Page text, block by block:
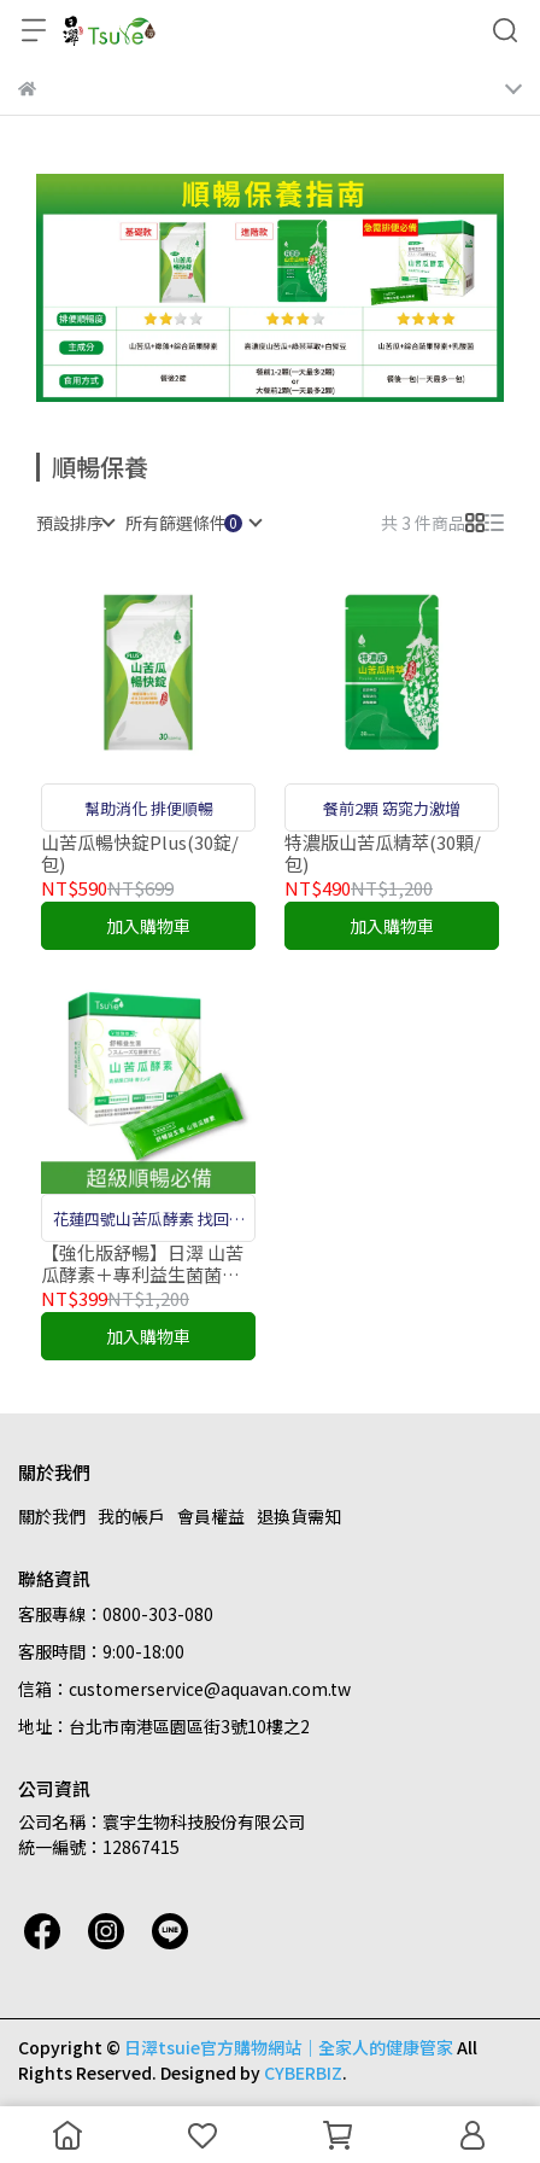
順暢保養
預設排序 所有篩選條件 共 3 件商品
幫助消化 排便順暢
山苦瓜暢快錠Plus(30錠/
包)
NT$590NT$699
加入購物車
餐前2顆 窈窕力激增
特濃版山苦瓜精萃(30顆/
包)
NT$490NT$1,200
加入購物車
花蓮四號山苦瓜酵素 找回順
暢的感覺！
【強化版舒暢】日濢 山苦
瓜酵素＋專利益生菌菌株
(15包/盒)
NT$399NT$1,200
加入購物車
關於我們
關於我們 我的帳戶 會員權益 退換貨需知
聯絡資訊
客服專線：0800-303-080
客服時間：9:00-18:00
信箱：customerservice@aquavan.com.tw
地址：台北市南港區園區街3號10樓之2
公司資訊
公司名稱：寰宇生物科技股份有限公司
統一編號：12867415
Copyright © 日濢tsuie官方購物網站｜全家人的健康管家All
Rights Reserved. Designed by CYBERBIZ.